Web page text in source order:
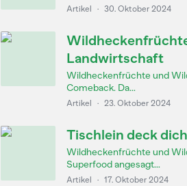
Artikel · 30. Oktober 2024
Landwirtschaft
Wildheckenfrüchte und
Comeback. Da...
Artikel · 23. Oktober 2024
Tischlein deck
Wildheckenfrüchte und
Superfood angesagt...
Artikel · 17. Oktober 2024